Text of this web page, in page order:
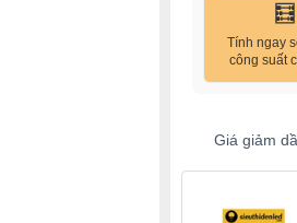
🧮
Tính ngay
công suất
Giá giảm